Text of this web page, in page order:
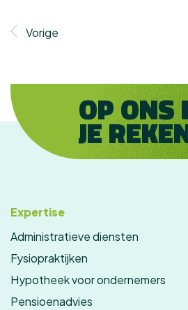
Vorige
OP ONS
JE
Expertise
Administratieve diensten
Fysiopraktijken
Hypotheek voor ondernemers
Pensioenadvies